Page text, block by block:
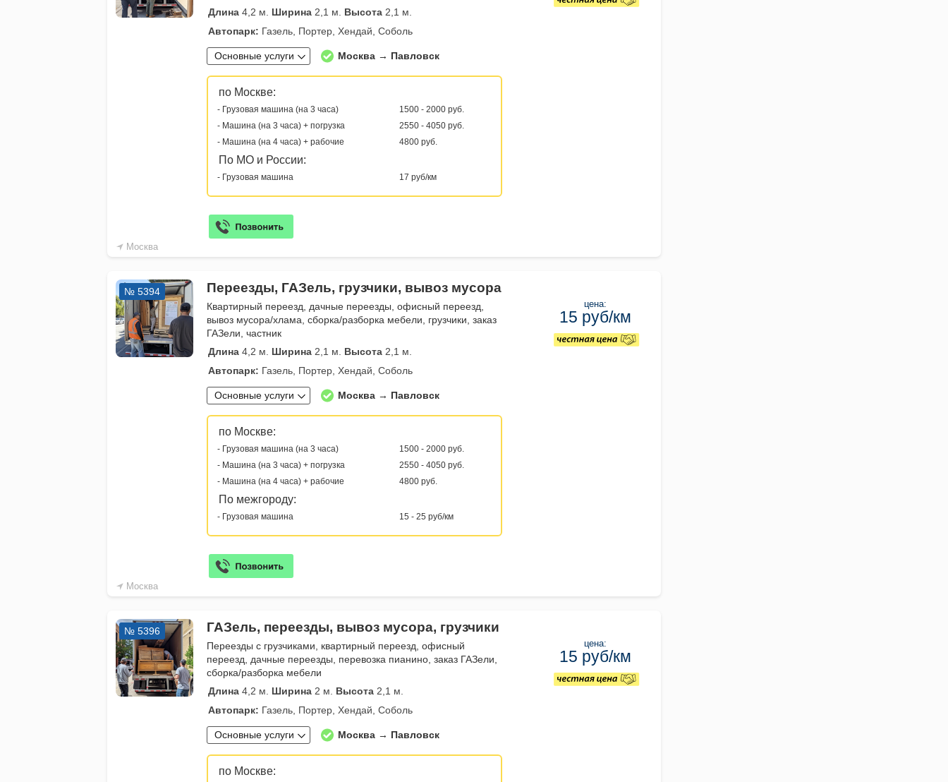
Москва
Длина 4,2 м. Ширина 2,1 м. Высота 2,1 м.
Автопарк: Газель, Портер, Хендай, Соболь
Основные услуги Москва → Павловск
по Москве:
- Грузовая машина (на 3 часа)
1500 - 2000 руб.
- Машина (на 3 часа) + погрузка
2550 - 4050 руб.
- Машина (на 4 часа) + рабочие
4800 руб.
По МО и России:
- Грузовая машина 17 руб/км
Москва
№ 5394 Переезды, ГАЗель, грузчики, вывоз мусора
Квартирный переезд, дачные переезды, офисный переезд,
вывоз мусора/хлама, сборка/разборка мебели, грузчики, заказ
ГАЗели, частник
Длина 4,2 м. Ширина 2,1 м. Высота 2,1 м.
Автопарк: Газель, Портер, Хендай, Соболь
Основные услуги Москва → Павловск
по Москве:
- Грузовая машина (на 3 часа)
1500 - 2000 руб.
- Машина (на 3 часа) + погрузка
2550 - 4050 руб.
- Машина (на 4 часа) + рабочие
4800 руб.
По межгороду:
- Грузовая машина 15 - 25 руб/км
цена:
15 руб/км
№ 5396 ГАЗель, переезды, вывоз мусора, грузчики
Переезды с грузчиками, квартирный переезд, офисный
переезд, дачные переезды, перевозка пианино, заказ ГАЗели,
сборка/разборка мебели
Длина 4,2 м. Ширина 2 м. Высота 2,1 м.
Автопарк: Газель, Портер, Хендай, Соболь
Основные услуги Москва → Павловск
по Москве:
цена:
15 руб/км